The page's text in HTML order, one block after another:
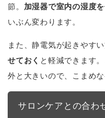
節。 加湿器で室内の湿度
いぶん変わります。
また、静電気が起きやす
せておく と軽減できます
外と大きいので、こまめな
サロンケアとの合わ